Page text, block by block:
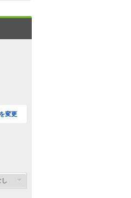
変更